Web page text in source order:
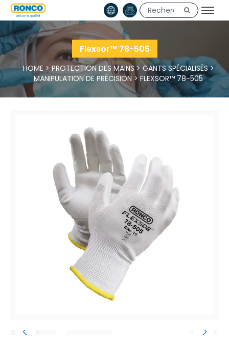
Flexsor™ 78-505
HOME > PROTECTION DES MAINS> GANTS SPÉCIALISÉS>
MANIPULATION DE PRÉCISION > FLEXSOR™ 78-505